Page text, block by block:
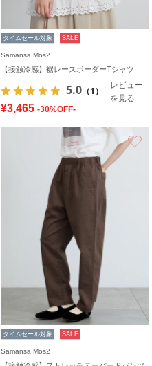
タイムセール対象 SALE
Samansa Mos2
【接触冷感】裾レースボーダーTシャツ
5.0 （1）
レビュー
を見る
¥3,465 -30%OFF-
タイムセール対象 SALE
Samansa Mos2